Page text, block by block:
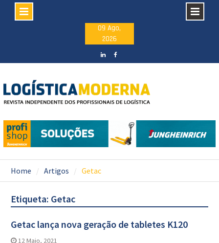
09 Ago,
2026
Home Artigos Getac
Etiqueta: Getac
Getac lança nova geração de tabletes K120
12 Maio, 2021